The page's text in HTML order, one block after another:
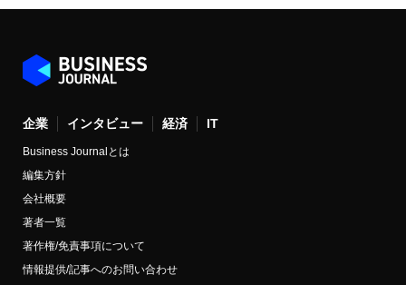
企業 インタビュー 経済 IT
Business Journalとは
編集方針
会社概要
著者一覧
著作権/免責事項について
情報提供/記事へのお問い合わせ